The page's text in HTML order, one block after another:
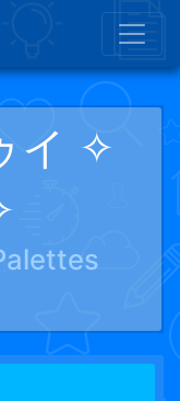
イ ✧